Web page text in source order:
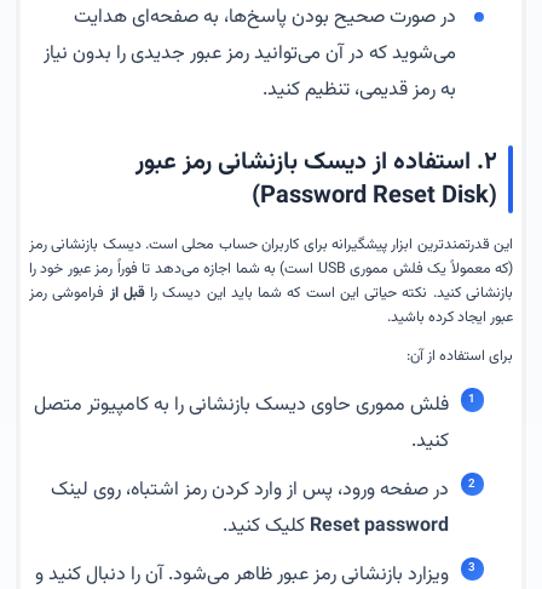
در صورت صحیح بودن پاسخ‌ها، به صفحه‌ای هدایت
می‌شوید که در آن می‌توانید رمز عبور جدیدی را بدون نیاز
به رمز قدیمی، تنظیم کنید.
۲. استفاده از دیسک بازنشانی رمز عبور
(Password Reset Disk)
این قدرتمندترین ابزار پیشگیرانه برای کاربران حساب محلی است. دیسک بازنشانی رمز
(که معمولاً یک فلش مموری USB است) به شما اجازه می‌دهد تا فوراً رمز عبور خود را
بازنشانی کنید. نکته حیاتی این است که شما باید این دیسک راقبل از فراموشی رمز
عبور ایجاد کرده باشید.
برای استفاده از آن:
فلش مموری حاوی دیسک بازنشانی را به کامپیوتر متصل
کنید.
در صفحه ورود، پس از وارد کردن رمز اشتباه، روی لینک
Reset password کلیک کنید.
ویزارد بازنشانی رمز عبور ظاهر می‌شود. آن را دنبال کنید و